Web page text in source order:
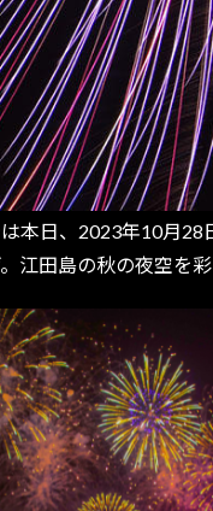
本日、2023年10月28
江田島の秋の夜空を